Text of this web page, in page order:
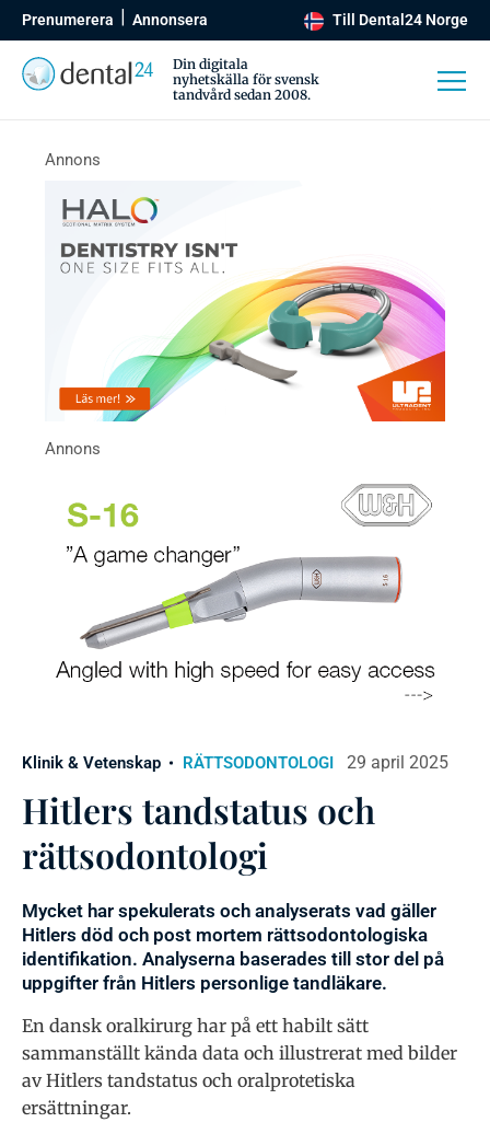
Prenumerera Annonsera Till Dental24 Norge
Din digitala
nyhetskälla för svensk
tandvård sedan 2008.
Klinik & Vetenskap RÄTTSODONTOLOGI 29 april 2025
Hitlers tandstatus och
rättsodontologi
Mycket har spekulerats och analyserats vad gäller
Hitlers död och post mortem rättsodontologiska
identifikation. Analyserna baserades till stor del på
uppgifter från Hitlers personlige tandläkare.
En dansk oralkirurg har på ett habilt sätt
sammanställt kända data och illustrerat med bilder
av Hitlers tandstatus och oralprotetiska
ersättningar.